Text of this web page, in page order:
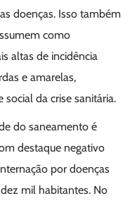
doenças. Isso também
como
altas de incidência
e amarelas,
da crise sanitária.
do saneamento é
destaque negativo
por doenças
mil habitantes. No